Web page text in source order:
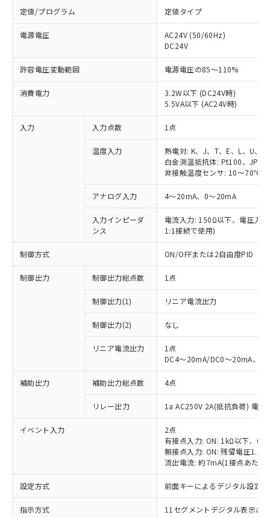
定値/プログラム 定値タイプ
電源電圧
AC24V (50/60Hz)
DC24V
許容電圧変動範囲 電源電圧の85～110%
消費電力
3.2W以下 (DC24V時)
5.5VA以下 (AC24V時)
入力 入力点数 1点
温度入力
熱電対: K、J、T、E、L、U、
白金測温抵抗体: Pt100、
非接触温度センサ: 10～70℃
アナログ入力 4～20mA、0～20mA
入力インピーダ
ンス
電流入力: 150Ω以下、電圧入
1:1接続で使用)
制御方式 ON/OFFまたは2自由度PID（
制御出力 制御出力総点数 1点
制御出力(1) リニア電流出力
制御出力(2) なし
リニア電流出力
1点
DC4～20mA/DC0～20mA、
補助出力 補助出力総点数 4点
リレー出力 1a AC250V 2A(抵抗負荷) 電
イベント入力
2点
有接点入力: ON: 1kΩ以下、
無接点入力: ON: 残留電圧1.5V
流出電流: 約7mA(1接点あたり)
設定方式 前面キーによるデジタル設定
指示方式 11セグメントデジタル表示お